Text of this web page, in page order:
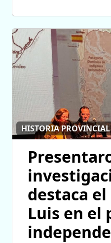
HISTORIA PROVINCIAL
destaca el
Luis en el